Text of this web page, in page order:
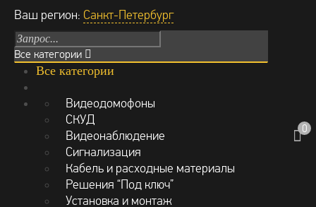
Ваш регион: Санкт-Петербург
Все категории
Все категории
Видеодомофоны
СКУД
Видеонаблюдение
Сигнализация
Кабель и расходные материалы
Решения “Под ключ”
Установка и монтаж
0
Режим работы: Пн-Вс с 9:00 до 21:00
г.Москва, Михайловский проезд
д.1 стр.1, офис 429
0 руб.